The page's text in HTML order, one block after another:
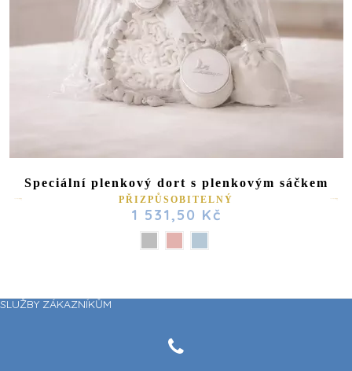
Speciální plenkový dort s plenkovým sáčkem
PŘIZPŮSOBITELNÝ
1 531,50 Kč
SLUŽBY ZÁKAZNÍKŮM